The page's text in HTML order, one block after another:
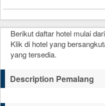
Berikut daftar hotel mulai
Klik di hotel yang
yang tersedia.
Description Pemalang